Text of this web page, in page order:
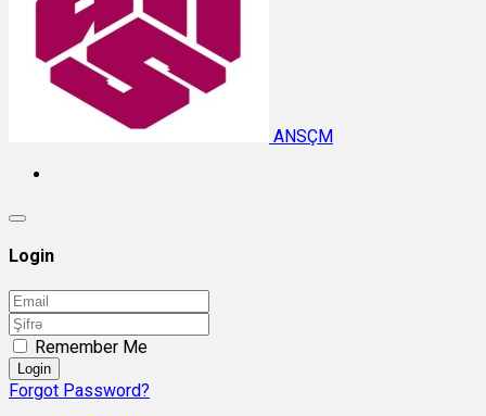
ANSÇM
Login
Remember Me
Login
Forgot Password?